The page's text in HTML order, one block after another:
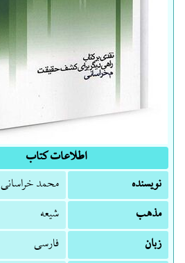
اطلاعات کتاب
نویسنده
محمد خراسانی
مذهب
شیعه
زبان
فارسی